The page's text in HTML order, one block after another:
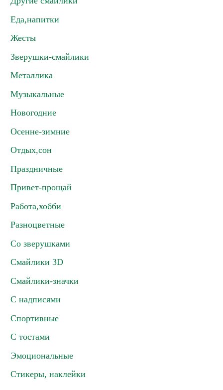
Еда,напитки
Жесты
Зверушки-смайлики
Металлика
Музыкальные
Новогодние
Осенне-зимние
Отдых,сон
Праздничные
Привет-прощай
Работа,хобби
Разноцветные
Со зверушками
Смайлики 3D
Смайлики-значки
С надписями
Спортивные
С тостами
Эмоциональные
Стикеры, наклейки